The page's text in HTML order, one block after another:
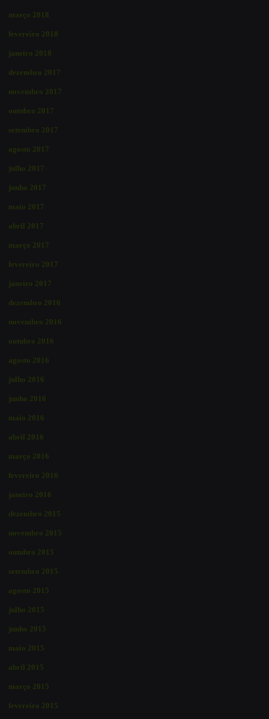
março 2018
fevereiro 2018
janeiro 2018
dezembro 2017
novembro 2017
outubro 2017
setembro 2017
agosto 2017
julho 2017
junho 2017
maio 2017
abril 2017
março 2017
fevereiro 2017
janeiro 2017
dezembro 2016
novembro 2016
outubro 2016
agosto 2016
julho 2016
junho 2016
maio 2016
abril 2016
março 2016
fevereiro 2016
janeiro 2016
dezembro 2015
novembro 2015
outubro 2015
setembro 2015
agosto 2015
julho 2015
junho 2015
maio 2015
abril 2015
março 2015
fevereiro 2015